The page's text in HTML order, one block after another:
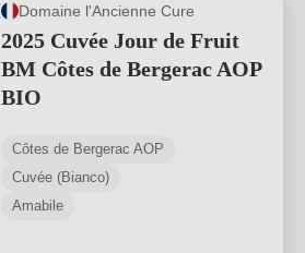
Domaine l'Ancienne Cure
2025 Cuvée Jour de Fruit
BM Côtes de Bergerac AOP
BIO
Côtes de Bergerac AOP
Cuvée (Bianco)
Amabile